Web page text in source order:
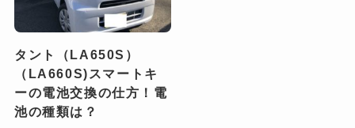
タント（LA650S）
（LA660S)スマートキ
ーの電池交換の仕方！電
池の種類は？